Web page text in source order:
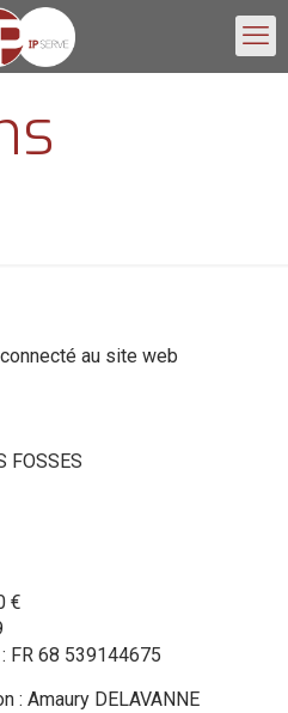
au site web
FOSSES
€
FR 68 539144675
: Amaury DELAVANNE